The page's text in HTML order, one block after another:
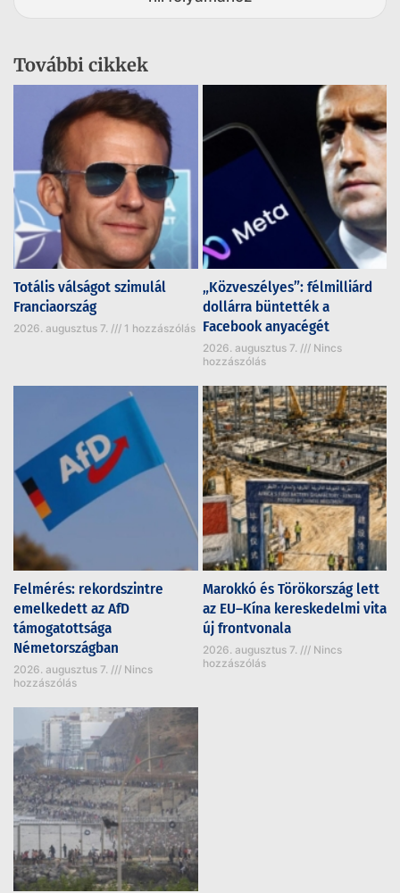
További cikkek
Totális válságot szimulál
Franciaország
2026. augusztus 7. 1 hozzászólás
„Közveszélyes”: félmilliárd
dollárra büntették a
Facebook anyacégét
2026. augusztus 7.
Nincs
hozzászólás
Felmérés: rekordszintre
emelkedett az AfD
támogatottsága
Németországban
2026. augusztus 7.
Nincs
hozzászólás
Marokkó és Törökország lett
az EU–Kína kereskedelmi vita
új frontvonala
2026. augusztus 7.
Nincs
hozzászólás